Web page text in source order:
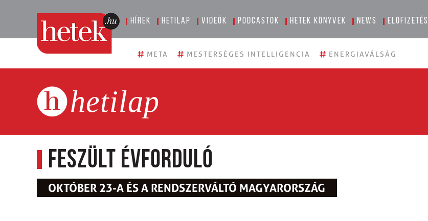
Hírek Hetilap Videók Podcastok Hetek könyvek News Előfizetés
# META # MESTERSÉGES INTELLIGENCIA # ENERGIAVÁLSÁG
hetilap
Feszült évforduló
OKTÓBER 23-A ÉS A RENDSZERVÁLTÓ MAGYARORSZÁG